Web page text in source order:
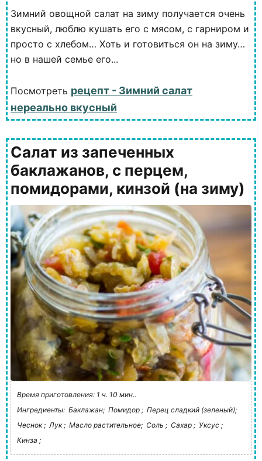
Зимний овощной салат на зиму получается очень
вкусный, люблю кушать его с мясом, с гарниром и
просто с хлебом… Хоть и готовиться он на зиму…
но в нашей семье его...
Посмотреть рецепт - Зимний салат
нереально вкусный
Салат из запеченных
баклажанов, с перцем,
помидорами, кинзой (на зиму)
Время приготовления: 1 ч. 10 мин..
Ингредиенты: Баклажан; Помидор ; Перец сладкий (зеленый);
Чеснок ; Лук ; Масло растительное; Соль ; Сахар ; Уксус ;
Кинза ;